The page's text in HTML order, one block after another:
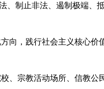
、制止非法、遏制极端、
向，践行社会主义核心价
、宗教活动场所、信教公